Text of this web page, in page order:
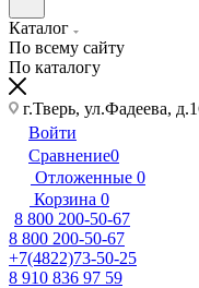
Каталог
По всему сайту
По каталогу
г.Тверь, ул.Фадеева,
Войти
Сравнение0
Отложенные 0
Корзина 0
8 800 200-50-67
8 800 200-50-67
+7(4822)73-50-25
8 910 836 97 59